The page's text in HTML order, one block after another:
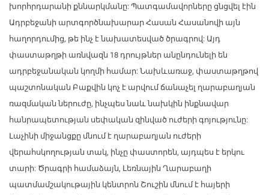
խորհրդարանի քննարկմանը: Պատգամավորները ցնցվել էին
Ադրբեջանի արտգործնախարար Հասան Հասանովի այն
հաղորդումից, թե ինչ է նախատեսված ծրագրով: Այդ
փաստաթղթի առնվազն 18 դրույթներ անընդունելի են
ադրբեջանական կողմի համար: Նախևառաջ, փաստաթղթով
պաշտոնական Բաքվին կոչ է արվում ճանաչել ղարաբաղյան
ռազմական ներուժը, ինչպես նաև նախկին ինքնավար
հանրապետության սեփական զինված ուժերի գոյությունը:
Լաչինի միջանցքը մնում է ղարաբաղյան ուժերի
վերահսկողության տակ, ինչը փաստորեն, այդպես է երկու
տարի: Ծրագրի համաձայն, Լեռնային Ղարաբաղի
պատմամշակութային կենտրոն Շուշին մնում է հայերի